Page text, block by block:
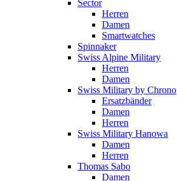
Sector
Herren
Damen
Smartwatches
Spinnaker
Swiss Alpine Military
Herren
Damen
Swiss Military by Chrono
Ersatzbänder
Damen
Herren
Swiss Military Hanowa
Damen
Herren
Thomas Sabo
Damen